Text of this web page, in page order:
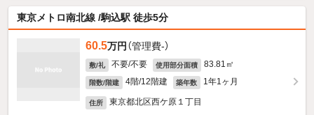
東京メトロ南北線 /駒込駅 徒歩5分
60.5万円 （管理費-）
敷/礼 不要/不要 使用部分面積 83.81㎡
階数/階建 4階/12階建 築年数 1年1ヶ月
住所 東京都北区西ケ原１丁目